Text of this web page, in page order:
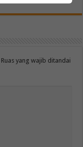
Ruas yang wajib ditandai